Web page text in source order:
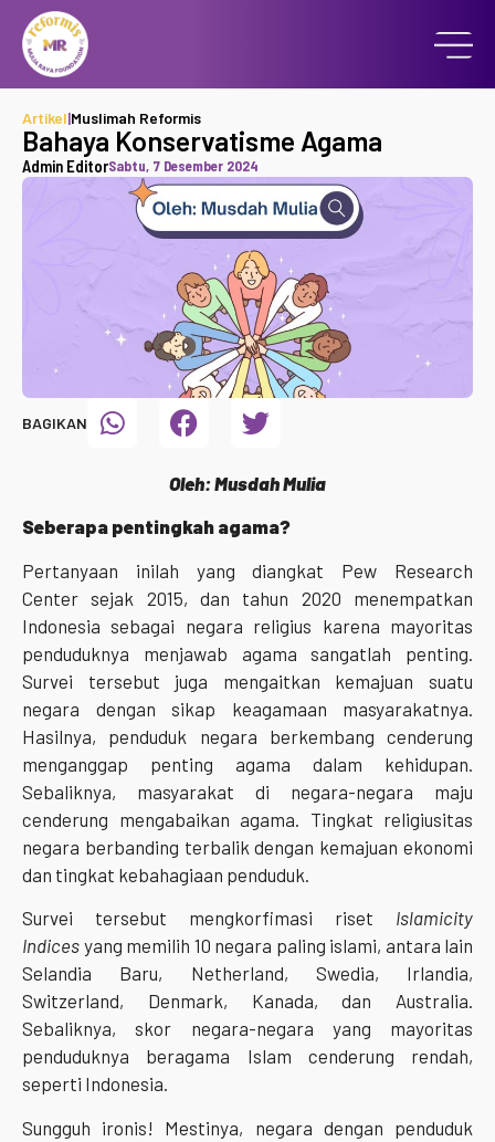
Artikel|Muslimah Reformis
Bahaya Konservatisme Agama
Admin EditorSabtu, 7 Desember 2024
BAGIKAN
Oleh: Musdah Mulia
Seberapa pentingkah agama?
Pertanyaan inilah yang diangkat Pew Research
Center sejak 2015, dan tahun 2020 menempatkan
Indonesia sebagai negara religius karena mayoritas
penduduknya menjawab agama sangatlah penting.
Survei tersebut juga mengaitkan kemajuan suatu
negara dengan sikap keagamaan masyarakatnya.
Hasilnya, penduduk negara berkembang cenderung
menganggap penting agama dalam kehidupan.
Sebaliknya, masyarakat di negara-negara maju
cenderung mengabaikan agama. Tingkat religiusitas
negara berbanding terbalik dengan kemajuan ekonomi
dan tingkat kebahagiaan penduduk.
Survei tersebut mengkorfimasi riset Islamicity
Indices yang memilih 10 negara paling islami, antara lain
Selandia Baru, Netherland, Swedia, Irlandia,
Switzerland, Denmark, Kanada, dan Australia.
Sebaliknya, skor negara-negara yang mayoritas
penduduknya beragama Islam cenderung rendah,
seperti Indonesia.
Sungguh ironis! Mestinya, negara dengan penduduk